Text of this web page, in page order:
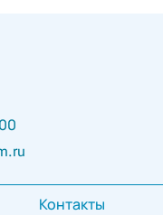
Контакты